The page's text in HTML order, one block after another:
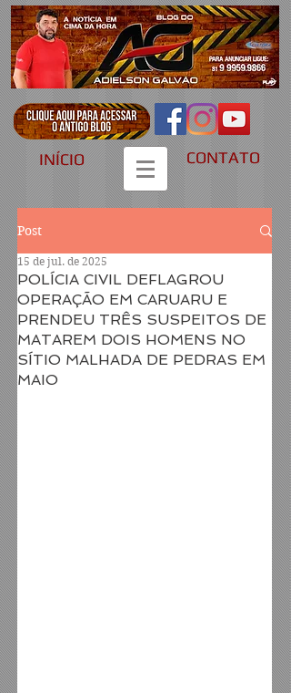
INÍCIO CONTATO
Post
POLÍCIA CIVIL DEFLAGROU
OPERAÇÃO EM CARUARU E
PRENDEU TRÊS SUSPEITOS DE
MATAREM DOIS HOMENS NO
SÍTIO MALHADA DE PEDRAS EM
MAIO
15 de jul. de 2025